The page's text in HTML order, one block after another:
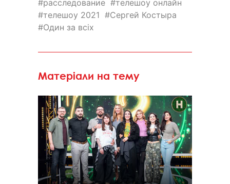
расследование
телешоу онлайн
телешоу 2021
Сергей Костыра
Один за всіх
Матеріали на тему